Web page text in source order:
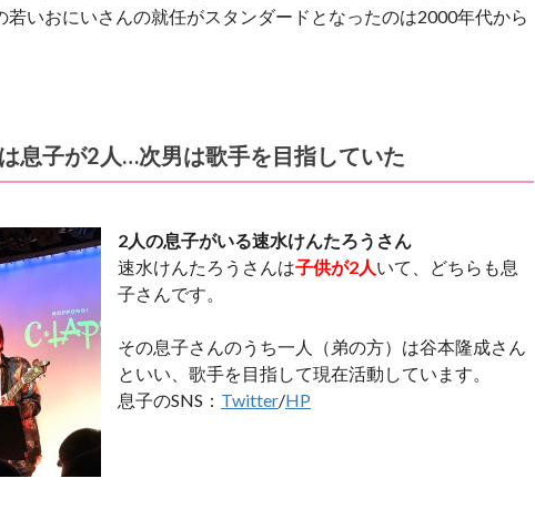
若いおにいさんの就任がスタンダードとなったのは2000年代から
息子が2人…次男は歌手を目指していた
2人の息子がいる速水けんたろうさん
速水けんたろうさんは子供が2人いて、どちらも息
子さんです。
その息子さんのうち一人（弟の方）は谷本隆成さん
といい、歌手を目指して現在活動しています。
息子のSNS： Twitter/HP